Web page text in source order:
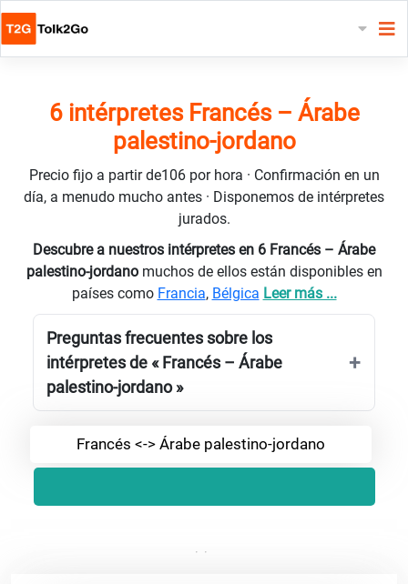
6 intérpretes Francés – Árabe
palestino-jordano
Precio fijo a partir de106 por hora · Confirmación en un
día, a menudo mucho antes · Disponemos de intérpretes
jurados.
Descubre a nuestros intérpretes en 6 Francés – Árabe
palestino-jordano muchos de ellos están disponibles en
países como Francia, Bélgica Leer más ...
Preguntas frecuentes sobre los
intérpretes de « Francés – Árabe
palestino-jordano »
Francés <-> Árabe palestino-jordano